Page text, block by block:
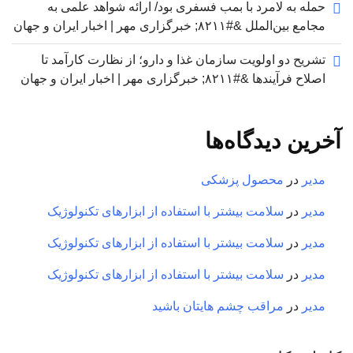
حمله به لامرد با بمب فسفری بود/ ارائه شواهد علمی به
مجامع بین‌الملل &#۸۲۱۱; خبرگزاری مهر | اخبار ایران و جهان
تشریح دو اولویت سازمان غذا و دارو؛ از نظارت کارآمد تا
اصلاح فرآیندها &#۸۲۱۱; خبرگزاری مهر | اخبار ایران و جهان
آخرین دیدگاه‌ها
مدیر در محصول پزشکی
مدیر در سلامت بیشتر با استفاده از ابزارهای تکنولوژیک
مدیر در سلامت بیشتر با استفاده از ابزارهای تکنولوژیک
مدیر در سلامت بیشتر با استفاده از ابزارهای تکنولوژیک
مدیر در مراقب چشم هایتان باشید